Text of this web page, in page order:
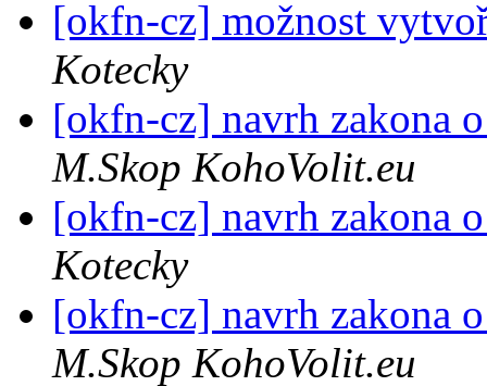
[okfn-cz] možnost
Kotecky
[okfn-cz] navrh zakona
M.Skop KohoVolit.eu
[okfn-cz] navrh zakona
Kotecky
[okfn-cz] navrh zakona
M.Skop KohoVolit.eu